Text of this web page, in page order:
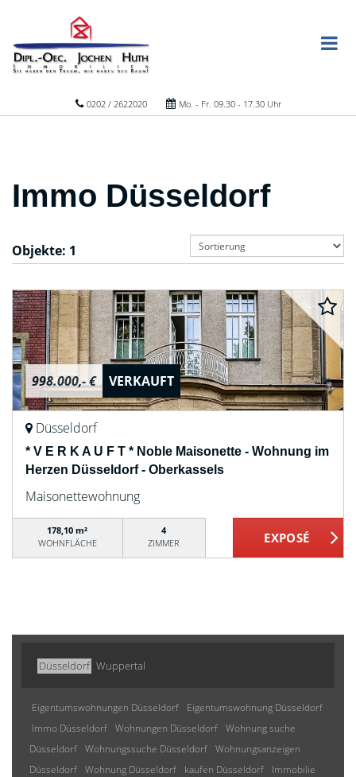
0202 / 2622020 Mo. - Fr. 09.30 - 17.30 Uhr
Immo Düsseldorf
Objekte: 1
998.000,- € VERKAUFT
Düsseldorf
* V E R K A U F T * Noble Maisonette - Wohnung im
Herzen Düsseldorf - Oberkassels
Maisonettewohnung
178,10 m²
WOHNFLÄCHE
4
ZIMMER
Düsseldorf Wuppertal
Eigentumswohnungen Düsseldorf
Eigentumswohnung Düsseldorf
Immo Düsseldorf Wohnungen Düsseldorf Wohnung suche
Düsseldorf Wohnungssuche Düsseldorf Wohnungsanzeigen
Düsseldorf Wohnung Düsseldorf kaufen Düsseldorf
Immobilie